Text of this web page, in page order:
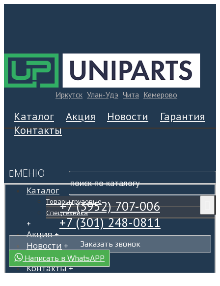
Иркутск Улан-Удэ Чита Кемерово
Каталог Акция Новости
Гарантия
Контакты
МЕНЮ
Каталог
Товары грузовые
Спецтехника
+
Акция +
Новости +
Гарантия +
Контакты +
+7 (3952) 707-006
+7 (301) 248-0811
Заказать звонок
Написать в WhatsAPP